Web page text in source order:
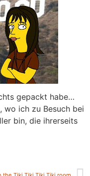
gepackt habe…
wo ich zu Besuch bei
bin, die ihrerseits